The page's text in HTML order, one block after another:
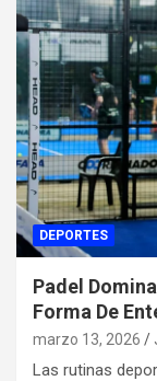
DEPORTES
Padel
Forma De
marzo 13, 2026
Las rutinas